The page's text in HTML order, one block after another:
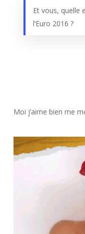
Et vous, quelle
l’Euro 2016 ?
Moi j’aime bien me